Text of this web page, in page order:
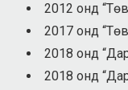
2012 онд
2017 онд
2018 онд
2018 онд